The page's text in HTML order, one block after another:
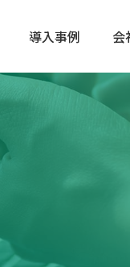
業
アルコミュニケーショ
ルティング
導入事例 会